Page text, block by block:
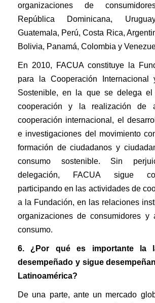
organizaciones de
República Dominicana,
Guatemala, Perú, Costa Rica,
Bolivia, Panamá, Colombia y
En 2010, FACUA constituye la
para la Cooperación Internacional
Sostenible, en la que se delega
cooperación y la realización de
cooperación internacional, el
e investigaciones del movimiento
formación de ciudadanos y
consumo sostenible. Sin
delegación, FACUA sigue
participando en las actividades de
a la Fundación, en las relaciones
organizaciones de consumidores y
consumo.
6. ¿Por qué es importante la
desempeñado y sigue
Latinoamérica?
De una parte, ante un mercado